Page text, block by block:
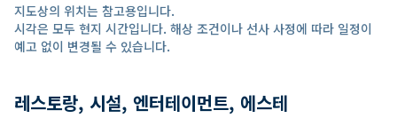
지도상의 위치는 참고용입니다.
시각은 모두 현지 시간입니다. 해상 조건이나 선사 사정에 따라 일정이
예고 없이 변경될 수 있습니다.
레스토랑, 시설, 엔터테이먼트, 에스테